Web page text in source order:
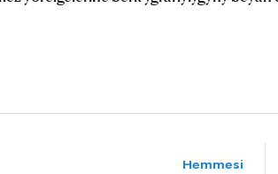
Hemmesi